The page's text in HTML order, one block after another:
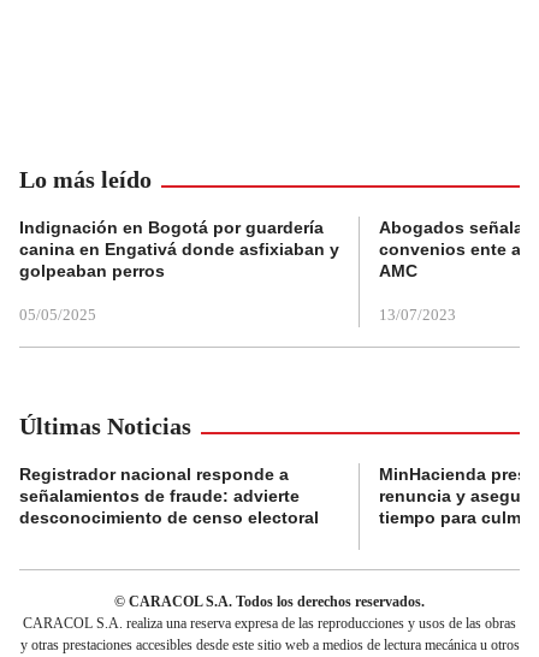
Lo más leído
Indignación en Bogotá por guardería
canina en Engativá donde asfixiaban y
golpeaban perros
05/05/2025
Abogados
convenios ente
AMC
13/07/2023
Últimas Noticias
Registrador nacional responde a
señalamientos de fraude: advierte
desconocimiento de censo electoral
MinHacienda
renuncia y
tiempo para
© CARACOL S.A. Todos los derechos reservados.
CARACOL S.A. realiza una reserva expresa de las reproducciones y usos de las obras
y otras prestaciones accesibles desde este sitio web a medios de lectura mecánica u otros